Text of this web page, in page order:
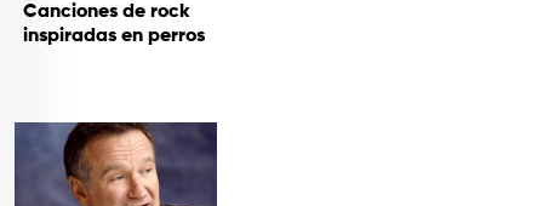
Canciones de rock
inspiradas en perros